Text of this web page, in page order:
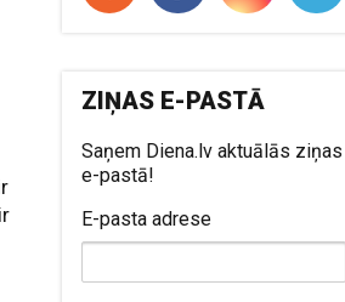
ZIŅAS E-PASTĀ
Saņem Diena.lv aktuālās ziņas
e-pastā!
E-pasta adrese